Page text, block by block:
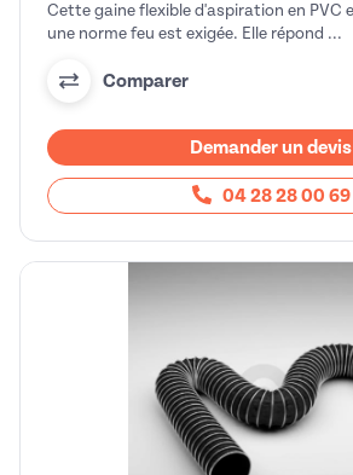
Cette gaine flexible d'aspiration en PVC
une norme feu est exigée. Elle répond ...
Comparer
Demander un devis
04 28 28 00 69